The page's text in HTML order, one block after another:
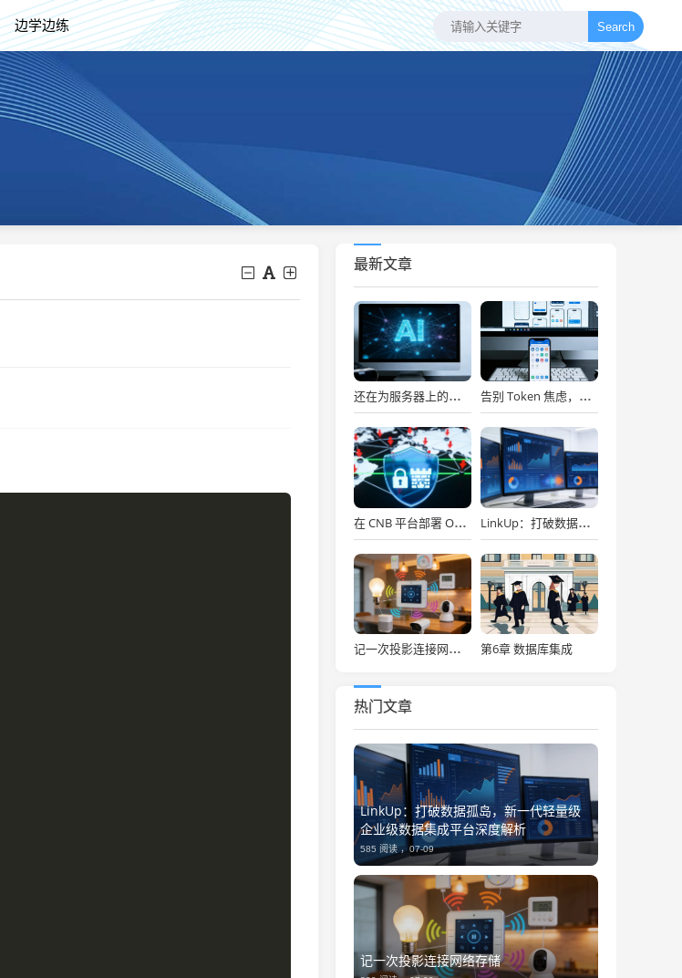
边学边练 Search
最新文章
还在为服务器上的问题烦恼？有了智能终端，我再也不怕了！ 告别 Token 焦虑，让 AI Agent 24 小时为你打工
在 CNB 平台部署 OpenClaw，API Key 免费用，30秒搞定！ LinkUp：打破数据孤岛，新一代轻量级企业级数据集成平台深度解析
记一次投影连接网络存储 第6章 数据库集成
热门文章
LinkUp：打破数据孤岛，新一代轻量级
企业级数据集成平台深度解析
585 阅读 ，07-09
记一次投影连接网络存储